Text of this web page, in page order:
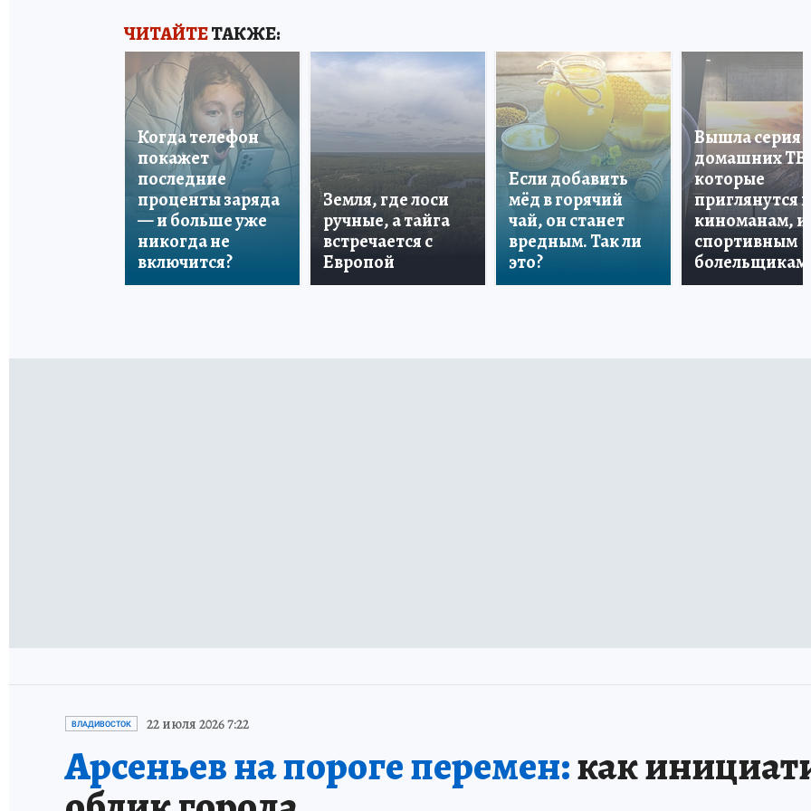
ЧИТАЙТЕТАКЖЕ:
Когда телефон
покажет
последние
проценты заряда
— и больше уже
никогда не
включится?
Земля, где лоси
ручные, а тайга
встречается с
Европой
Если добавить
мёд в горячий
чай, он станет
вредным. Так ли
это?
Вышла серия
домашних ТВ,
которые
приглянутся и
киноманам, и
спортивным
болельщикам
ВЛАДИВОСТОК 22 июля 2026 7:22
Арсеньев на пороге перемен:как